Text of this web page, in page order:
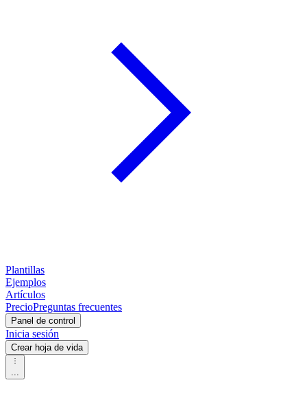
Plantillas
Ejemplos
Artículos
PrecioPreguntas frecuentes
Panel de control
Inicia sesión
Crear hoja de vida
...